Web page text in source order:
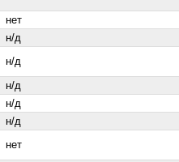
нет
н/д
н/д
н/д
н/д
н/д
нет